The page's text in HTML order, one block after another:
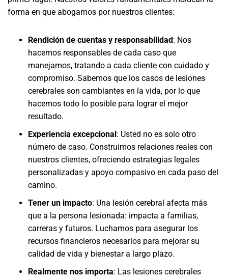
forma en que abogamos por nuestros clientes:
Rendición de cuentas y responsabilidad: Nos
hacemos responsables de cada caso que
manejamos, tratando a cada cliente con cuidado y
compromiso. Sabemos que los casos de lesiones
cerebrales son cambiantes en la vida, por lo que
hacemos todo lo posible para lograr el mejor
resultado.
Experiencia excepcional: Usted no es solo otro
número de caso. Construimos relaciones reales con
nuestros clientes, ofreciendo estrategias legales
personalizadas y apoyo compasivo en cada paso del
camino.
Tener un impacto: Una lesión cerebral afecta más
que a la persona lesionada: impacta a familias,
carreras y futuros. Luchamos para asegurar los
recursos financieros necesarios para mejorar su
calidad de vida y bienestar a largo plazo.
Realmente nos importa: Las lesiones cerebrales